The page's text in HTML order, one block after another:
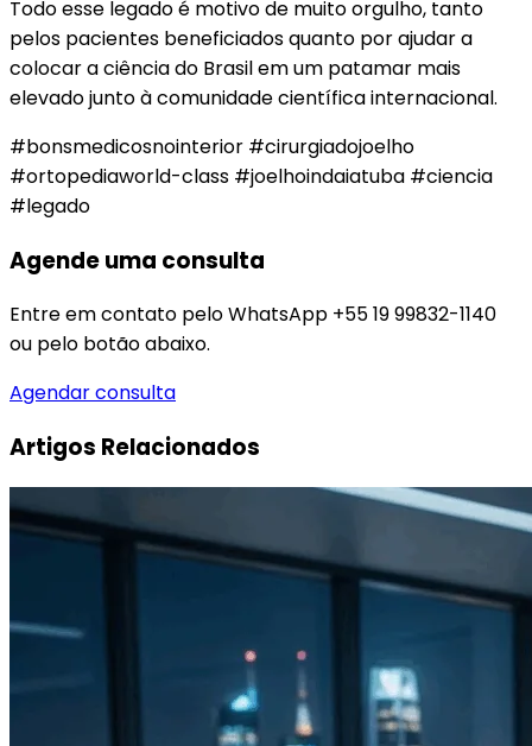
Todo esse legado é motivo de muito orgulho, tanto
pelos pacientes beneficiados quanto por ajudar a
colocar a ciência do Brasil em um patamar mais
elevado junto à comunidade científica internacional.
#bonsmedicosnointerior #cirurgiadojoelho
#ortopediaworld-class #joelhoindaiatuba #ciencia
#legado
Agende uma consulta
Entre em contato pelo WhatsApp +55 19 99832-1140
ou pelo botão abaixo.
Agendar consulta
Artigos Relacionados